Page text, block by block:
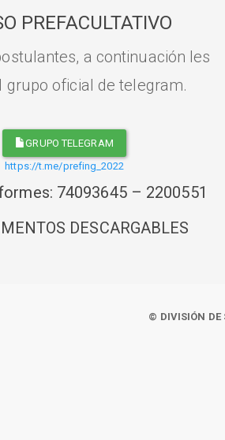
PREFACULTATIVO
a continuación les
grupo oficial de telegram.
GRUPO TELEGRAM
https://t.me/prefing_2022
74093645 – 2200551
DESCARGABLES
© DIVISIÓN DE